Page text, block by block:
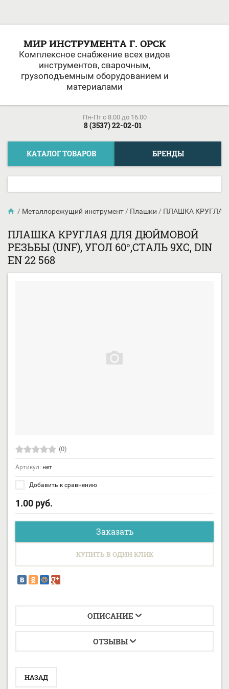
МИР ИНСТРУМЕНТА Г. ОРСК
Комплексное снабжение всех видов
инструментов, сварочным,
грузоподъемным оборудованием и
материалами
Пн-Пт c 8.00 до 16.00
8 (3537) 22-02-01
КАТАЛОГ ТОВАРОВ БРЕНДЫ
/ Металлорежущий инструмент / Плашки / ПЛАШКА КРУГЛАЯ
ПЛАШКА КРУГЛАЯ ДЛЯ ДЮЙМОВОЙ
РЕЗЬБЫ (UNF), УГОЛ 60°,СТАЛЬ 9ХС, DIN
EN 22 568
(0)
Артикул: нет
Добавить к сравнению
1.00 руб.
Заказать
КУПИТЬ В ОДИН КЛИК
ОПИСАНИЕ
ОТЗЫВЫ
НАЗАД